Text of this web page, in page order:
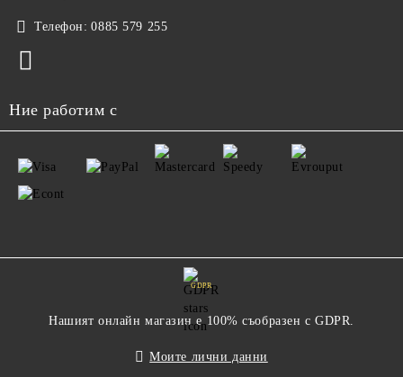
Телефон: 0885 579 255
Ние работим с
GDPR
Нашият онлайн магазин е 100% съобразен с GDPR.
Моите лични данни